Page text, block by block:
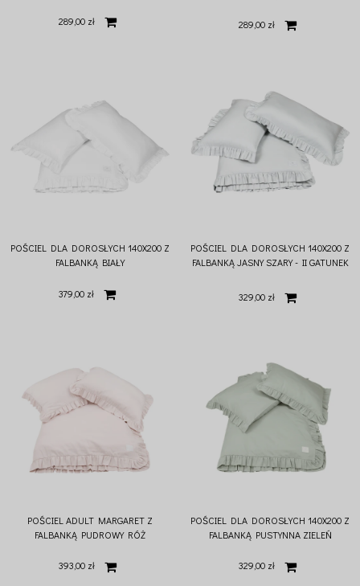
289,00 zł
289,00 zł
POŚCIEL DLA DOROSŁYCH 140X200 Z
FALBANKĄ BIAŁY
379,00 zł
POŚCIEL DLA DOROSŁYCH 140X200 Z
FALBANKĄ JASNY SZARY - II GATUNEK
329,00 zł
POŚCIEL ADULT MARGARET Z
FALBANKĄ PUDROWY RÓŻ
393,00 zł
POŚCIEL DLA DOROSŁYCH 140X200 Z
FALBANKĄ PUSTYNNA ZIELEŃ
329,00 zł